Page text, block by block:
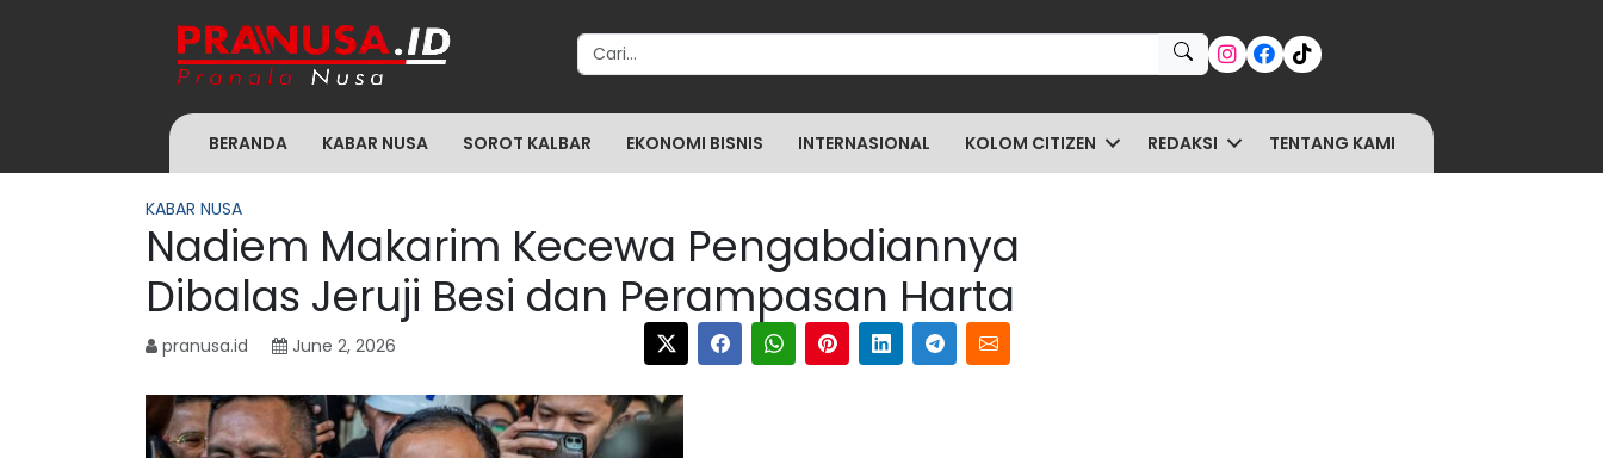
Search for:
BERANDA KABAR NUSA SOROT KALBAR EKONOMI BISNIS INTERNASIONAL KOLOM CITIZEN REDAKSI TENTANG KAMI
KABAR NUSA
Nadiem Makarim Kecewa Pengabdiannya
Dibalas Jeruji Besi dan Perampasan Harta
pranusa.id June 2, 2026